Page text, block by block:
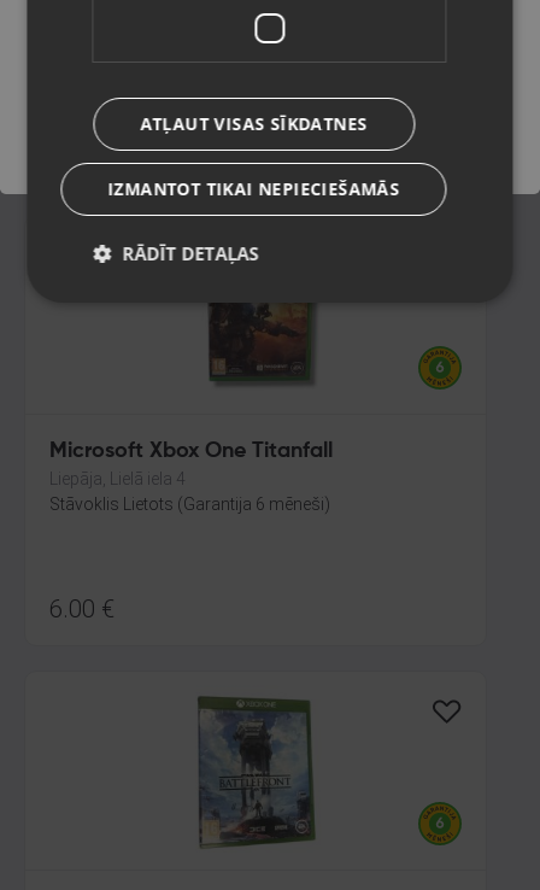
Rēzekne, Atbrīvošanas aleja 119
Stāvoklis Lietots (Garantija 6 mēneši)
€
Microsoft Xbox One Titanfall
Liepāja, Lielā iela 4
Stāvoklis Lietots (Garantija 6 mēneši)
6.00 €
Saglabāt
ATĻAUT VISAS SĪKDATNES
IZMANTOT TIKAI NEPIECIEŠAMĀS
RĀDĪT DETAĻAS